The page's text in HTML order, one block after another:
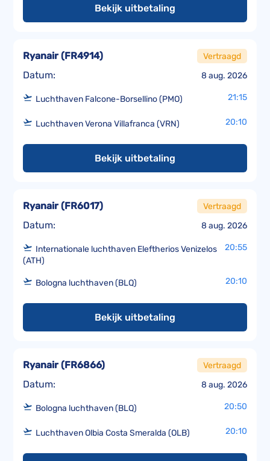
Bekijk uitbetaling
Datum: 8 aug. 2026
Ryanair(FR4914) Vertraagd
Luchthaven Falcone-Borsellino (PMO) 21:15
Luchthaven Verona Villafranca (VRN) 20:10
Bekijk uitbetaling
Datum: 8 aug. 2026
Ryanair(FR6017) Vertraagd
Internationale luchthaven Eleftherios Venizelos
(ATH)
20:55
Bologna luchthaven (BLQ) 20:10
Bekijk uitbetaling
Datum: 8 aug. 2026
Ryanair(FR6866) Vertraagd
Bologna luchthaven (BLQ) 20:50
Luchthaven Olbia Costa Smeralda (OLB) 20:10